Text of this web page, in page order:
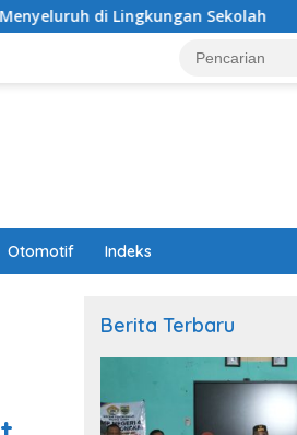
Sekolah Alarm
Otomotif Indeks
Berita Terbaru